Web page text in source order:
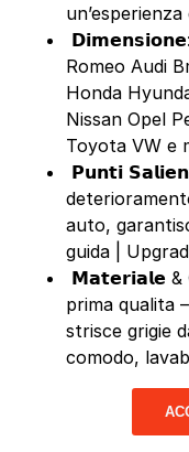
Romeo Audi
Honda
Nissan Opel
Toyota VW e
𝗣𝘂𝗻𝘁𝗶
auto,
guida |
𝗠𝗮𝘁𝗲𝗿𝗶𝗮𝗹𝗲
prima qualita
strisce grigie
comodo,